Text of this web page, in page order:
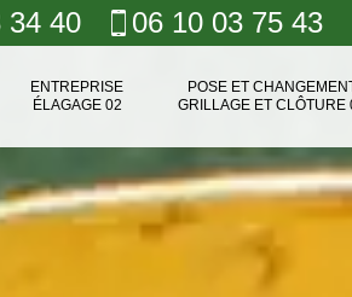
34 40 06 10 03 75 43
ENTREPRISE
ÉLAGAGE 02
POSE ET
GRILLAGE ET CLÔTURE